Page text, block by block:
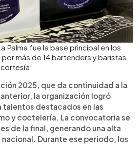
Palma fue la base principal en los
más de 14 bartenders y baristas
2025, que da continuidad a la
la organización logró
talentos destacados en las
y coctelería. La convocatoria se
de la final, generando una alta
Durante ese periodo, los